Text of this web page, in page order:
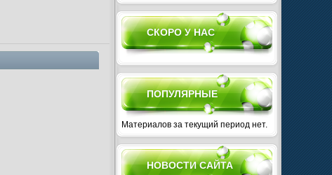
СКОРО У НАС
ПОПУЛЯРНЫЕ
Материалов за текущий период нет.
НОВОСТИ САЙТА